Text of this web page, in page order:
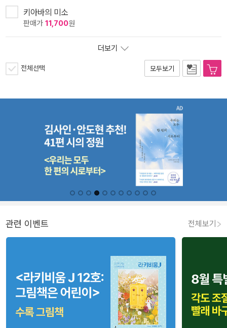
키아바의 미소
판매가 11,700원
더보기
전체선택 모두보기
관련 이벤트 전체보기